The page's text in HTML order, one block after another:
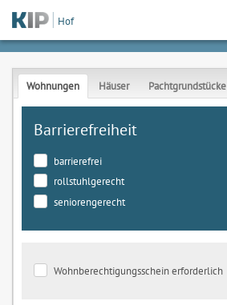
Hof
Wohnungen Häuser Pachtgrundstücke
Barrierefreiheit
barrierefrei
rollstuhlgerecht
seniorengerecht
Wohnberechtigungsschein erforderlich